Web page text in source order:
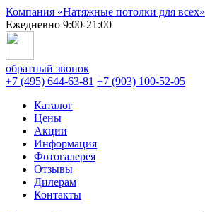
Компания «Натяжные потолки для всех»
Ежедневно 9:00-21:00
обратный звонок
+7 (495) 644-63-81 +7 (903) 100-52-05
Каталог
Цены
Акции
Информация
Фотогалерея
Отзывы
Дилерам
Контакты